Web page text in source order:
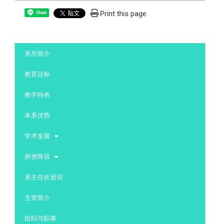
Share Print this page
系所简介
教育目标
教学特色
本系优势
学术发展
师资阵容
系主任欢迎词
主管简介
组织与职掌